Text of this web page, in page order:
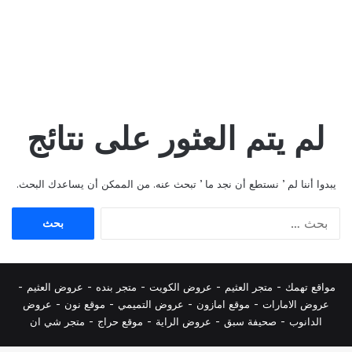
لم يتم العثور على نتائج
يبدوا أننا لم ’ نستطع أن نجد ما ’ تبحث عنه. من الممكن أن يساعدك البحث.
مواقع تهمك - متجر العثيم - عروض الكويت - متجر بنده - عروض العثيم -
عروض الامارات - موقع امازون - عروض التميمي - موقع نون - عروض
الدانوب - صحيفة سبق - عروض الراية - موقع حراج - متجر شي ان